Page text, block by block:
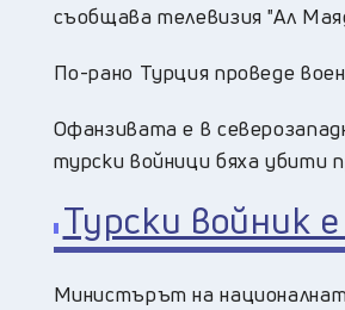
съобщава телевизия "Ал
По-рано Турция проведе
Офанзивата е в
турски войници бяха убити
Турски войник
Министърът на